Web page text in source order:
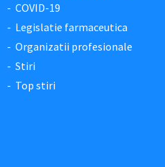
COVID-19
Legislatie farmaceutica
Organizatii profesionale
Stiri
Top stiri